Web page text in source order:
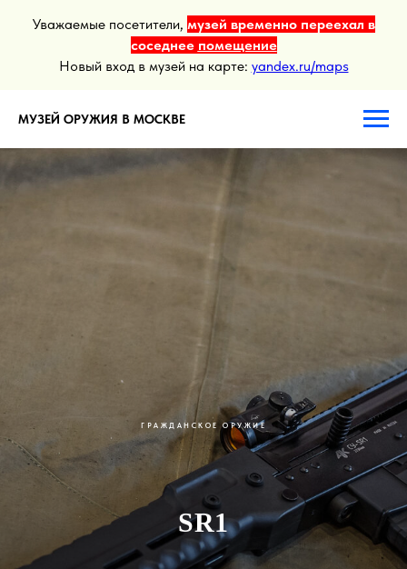
Уважаемые посетители, музей временно переехал в
соседнее помещение
Новый вход в музей на карте: yandex.ru/maps
МУЗЕЙ ОРУЖИЯ В МОСКВЕ
ГРАЖДАНСКОЕ ОРУЖИЕ
SR1